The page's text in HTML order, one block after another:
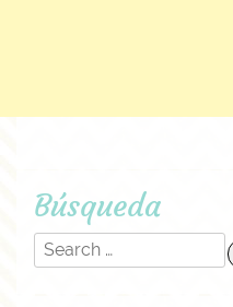
Búsqueda
Search
for: